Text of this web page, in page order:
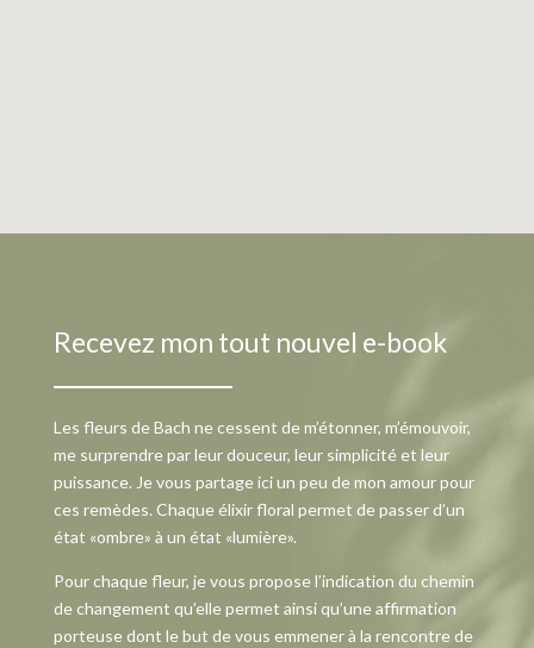
Recevez mon tout nouvel e-book
Les fleurs de Bach ne cessent de m’étonner, m’émouvoir,
me surprendre par leur douceur, leur simplicité et leur
puissance. Je vous partage ici un peu de mon amour pour
ces remèdes. Chaque élixir floral permet de passer d’un
état «ombre» à un état «lumière».
Pour chaque fleur, je vous propose l’indication du chemin
de changement qu’elle permet ainsi qu’une affirmation
porteuse dont le but de vous emmener à la rencontre de